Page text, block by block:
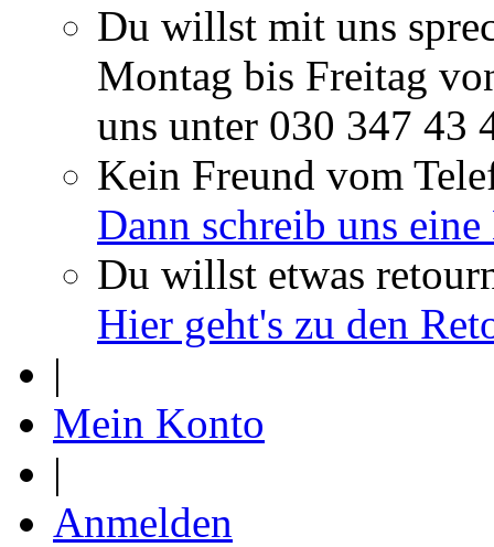
Du willst mit uns
Montag bis Freitag
uns unter 030 347 43
Kein Freund vom
Dann schreib uns
Du willst etwas
Hier geht's zu den
|
Mein Konto
|
Anmelden